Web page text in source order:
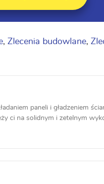
, Zlecenia budowlane,
paneli i gładzeniem
ci na solidnym i zetelnym